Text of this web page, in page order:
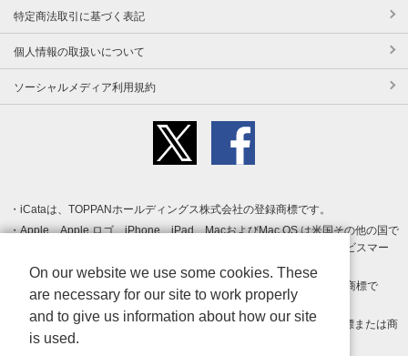
特定商法取引に基づく表記
個人情報の取扱いについて
ソーシャルメディア利用規約
iCataは、TOPPANホールディングス株式会社の登録商標です。
Apple、Apple ロゴ、iPhone、iPad、MacおよびMac OS は米国その他の国で
登録された Apple Inc. の商標です。App Store は Apple Inc. のサービスマー
クです。
Android、Google Play および Google Play ロゴ は Google LLC の商標で
す。
Windows は Microsoft Inc.の米国およびその他の国における登録商標または商
標です。
On our website we use some cookies. These
are necessary for our site to work properly
and to give us information about how our site
is used.